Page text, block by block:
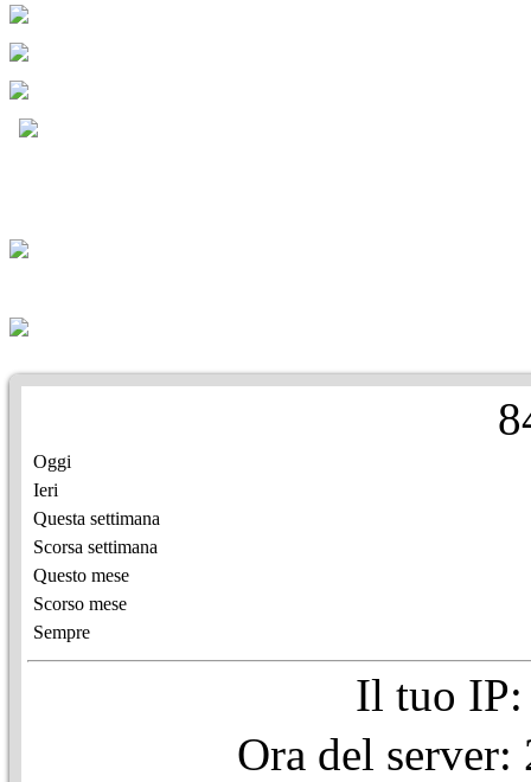
8
Oggi
Ieri
Questa settimana
Scorsa settimana
Questo mese
Scorso mese
Sempre
Il tuo IP:
Ora del